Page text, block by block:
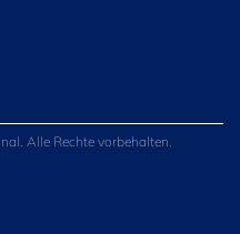
Alle Rechte vorbehalten.